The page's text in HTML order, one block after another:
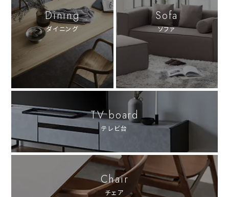
Dining
ダイニング
Sofa
ソファ
TV board
テレビ台
Chair
チェア